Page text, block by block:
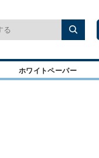
ホワイトペーパー